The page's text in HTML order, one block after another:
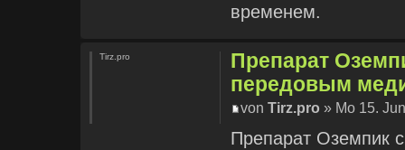
временем.
Препарат
передовым
vonTirz.pro » Mo 15.
Препарат Оземпик
Tirz.pro